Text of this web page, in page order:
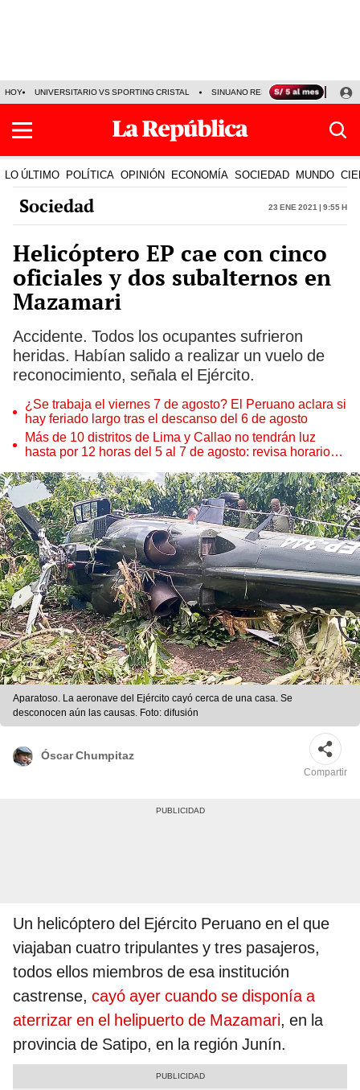
HOY UNIVERSITARIO VS SPORTING CRISTAL SINUANO RESULTADOS HOY
LO ÚLTIMO POLÍTICA OPINIÓN ECONOMÍA SOCIEDAD MUNDO
Sociedad 23 Ene 2021 | 9:55 h
Helicóptero EP cae con cinco
oficiales y dos subalternos en
Mazamari
Accidente. Todos los ocupantes sufrieron
heridas. Habían salido a realizar un vuelo de
reconocimiento, señala el Ejército.
¿Se trabaja el viernes 7 de agosto? El Peruano aclara si
hay feriado largo tras el descanso del 6 de agosto
Más de 10 distritos de Lima y Callao no tendrán luz
hasta por 12 horas del 5 al 7 de agosto: revisa horarios y
Aparatoso. La aeronave del Ejército cayó cerca de una casa. Se
desconocen aún las causas. Foto: difusión
Óscar Chumpitaz
Compartir
Un helicóptero del Ejército Peruano en el que
viajaban cuatro tripulantes y tres pasajeros,
todos ellos miembros de esa institución
castrense, cayó ayer cuando se disponía a
aterrizar en el helipuerto de Mazamari, en la
provincia de Satipo, en la región Junín.